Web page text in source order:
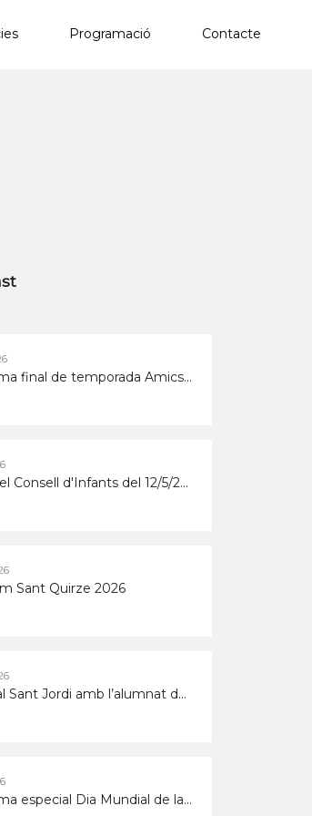
Programació Contacte
Programa final de temporada Amics de Ràdio Sant Quirze del 26/6/2026
Visita del Consell d'Infants del 12/5/2024
Sant Quirze 2026
Especial Sant Jordi amb l’alumnat de 6è de l'Escola Lola Anglada.
Programa especial Dia Mundial de la ràdio del 13/02/2026